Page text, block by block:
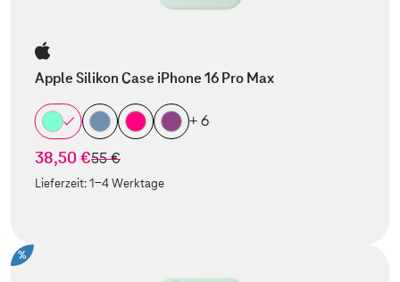
Apple Silikon Case iPhone 16 Pro Max
+ 6
38,50 €statt
55 €
Lieferzeit:1-4 Werktage
%